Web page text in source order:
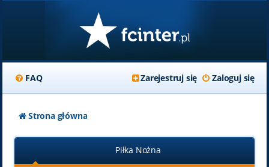
FAQ Zaloguj się
Zarejestruj się
Strona główna
Piłka Nożna